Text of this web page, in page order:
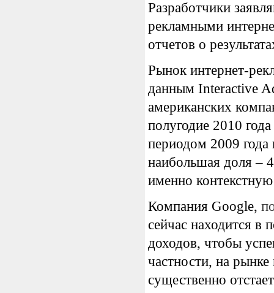
Разработчики
рекламными
отчетов о
Рынок интернет-
данным Interactive
американских
полугодие 2010
периодом 2009 года
наибольшая доля –
именно
Компания Google,
сейчас находится в
доходов, чтобы
частности, на
существенно